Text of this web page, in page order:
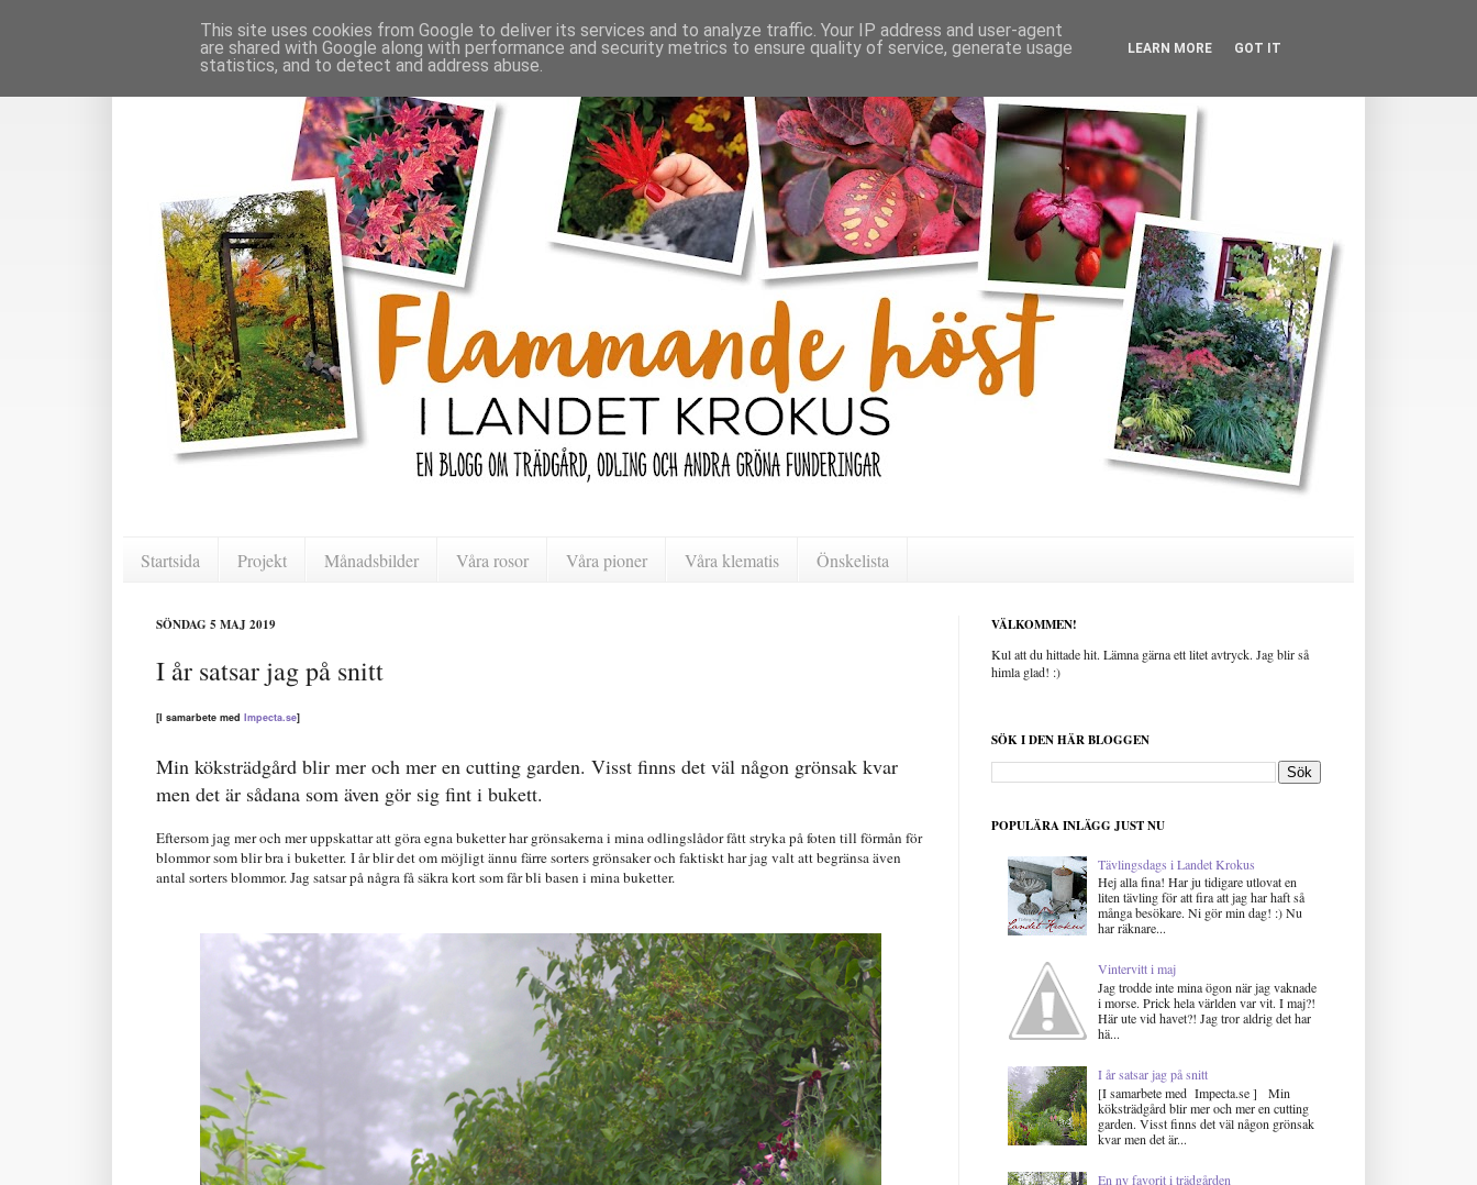
Startsida Projekt Månadsbilder Våra rosor Våra pioner Våra klematis Önskelista
SÖNDAG 5 MAJ 2019
I år satsar jag på snitt
[I samarbete med Impecta.se]
Min köksträdgård blir mer och mer en cutting garden. Visst finns det väl någon grönsak kvar
men det är sådana som även gör sig fint i bukett.
Eftersom jag mer och mer uppskattar att göra egna buketter har grönsakerna i mina odlingslådor fått stryka på foten till förmån för
blommor som blir bra i buketter. I år blir det om möjligt ännu färre sorters grönsaker och faktiskt har jag valt att begränsa även
antal sorters blommor. Jag satsar på några få säkra kort som får bli basen i mina buketter.
VÄLKOMMEN!
Kul att du hittade hit. Lämna gärna ett litet avtryck. Jag blir så
himla glad! :)
SÖK I DEN HÄR BLOGGEN
POPULÄRA INLÄGG JUST NU
Tävlingsdags i Landet Krokus
Hej alla fina! Har ju tidigare utlovat en
liten tävling för att fira att jag har haft så
många besökare. Ni gör min dag! :) Nu
har räknare...
Vintervitt i maj
Jag trodde inte mina ögon när jag vaknade
i morse. Prick hela världen var vit. I maj?!
Här ute vid havet?! Jag tror aldrig det har
hä...
I år satsar jag på snitt
[I samarbete med Impecta.se ] Min
köksträdgård blir mer och mer en cutting
garden. Visst finns det väl någon grönsak
kvar men det är...
En ny favorit i trädgården
This site uses cookies from Google to deliver its services and to analyze traffic. Your IP address and user-agent
are shared with Google along with performance and security metrics to ensure quality of service, generate usage
statistics, and to detect and address abuse.
LEARN MORE GOT IT